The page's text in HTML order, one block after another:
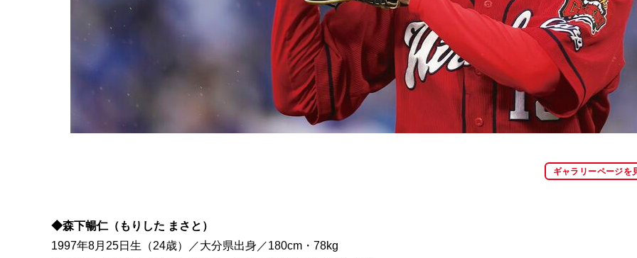
ギャラリーページを
◆森下暢仁（もりした まさと）
1997年8月25日生（24歳）／大分県出身／180cm・78kg